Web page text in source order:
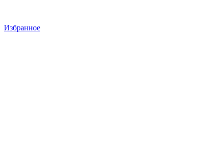
Избранное